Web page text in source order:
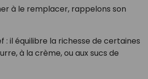
à le remplacer, rappelons son
: il équilibre la richesse de certaines
à la crème, ou aux sucs de